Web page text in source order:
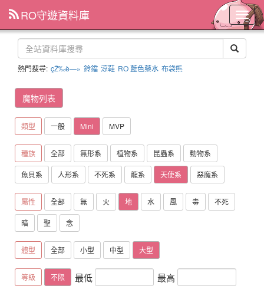
主
選
單
RO守遊資料庫
熱門搜尋: çŽ‰è—» 鈴鐺 涼鞋 RO 藍色藥水 布袋熊
魔物列表
類型 一般 Mini MVP
種族 全部 無形系 植物系 昆蟲系 動物系
魚貝系 人形系 不死系 龍系 天使系 惡魔系
屬性 全部 無 火 地 水 風 毒 不死
暗 聖 念
體型 全部 小型 中型 大型
等級 不限 最低 最高